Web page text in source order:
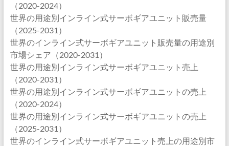
（2020-2024）
世界の用途別インライン式サーボギアユニット販売量
（2025-2031）
世界のインライン式サーボギアユニット販売量の用途別
市場シェア（2020-2031）
世界の用途別インライン式サーボギアユニット売上
（2020-2031）
世界の用途別インライン式サーボギアユニットの売上
（2020-2024）
世界の用途別インライン式サーボギアユニットの売上
（2025-2031）
世界のインライン式サーボギアユニット売上の用途別市